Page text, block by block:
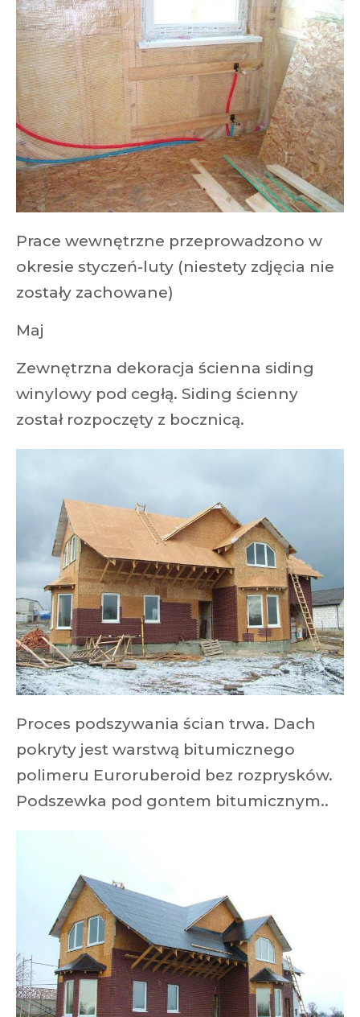
Prace wewnętrzne przeprowadzono w
okresie styczeń-luty (niestety zdjęcia nie
zostały zachowane)
Maj
Zewnętrzna dekoracja ścienna siding
winylowy pod cegłą. Siding ścienny
został rozpoczęty z bocznicą.
Proces podszywania ścian trwa. Dach
pokryty jest warstwą bitumicznego
polimeru Euroruberoid bez rozprysków.
Podszewka pod gontem bitumicznym..